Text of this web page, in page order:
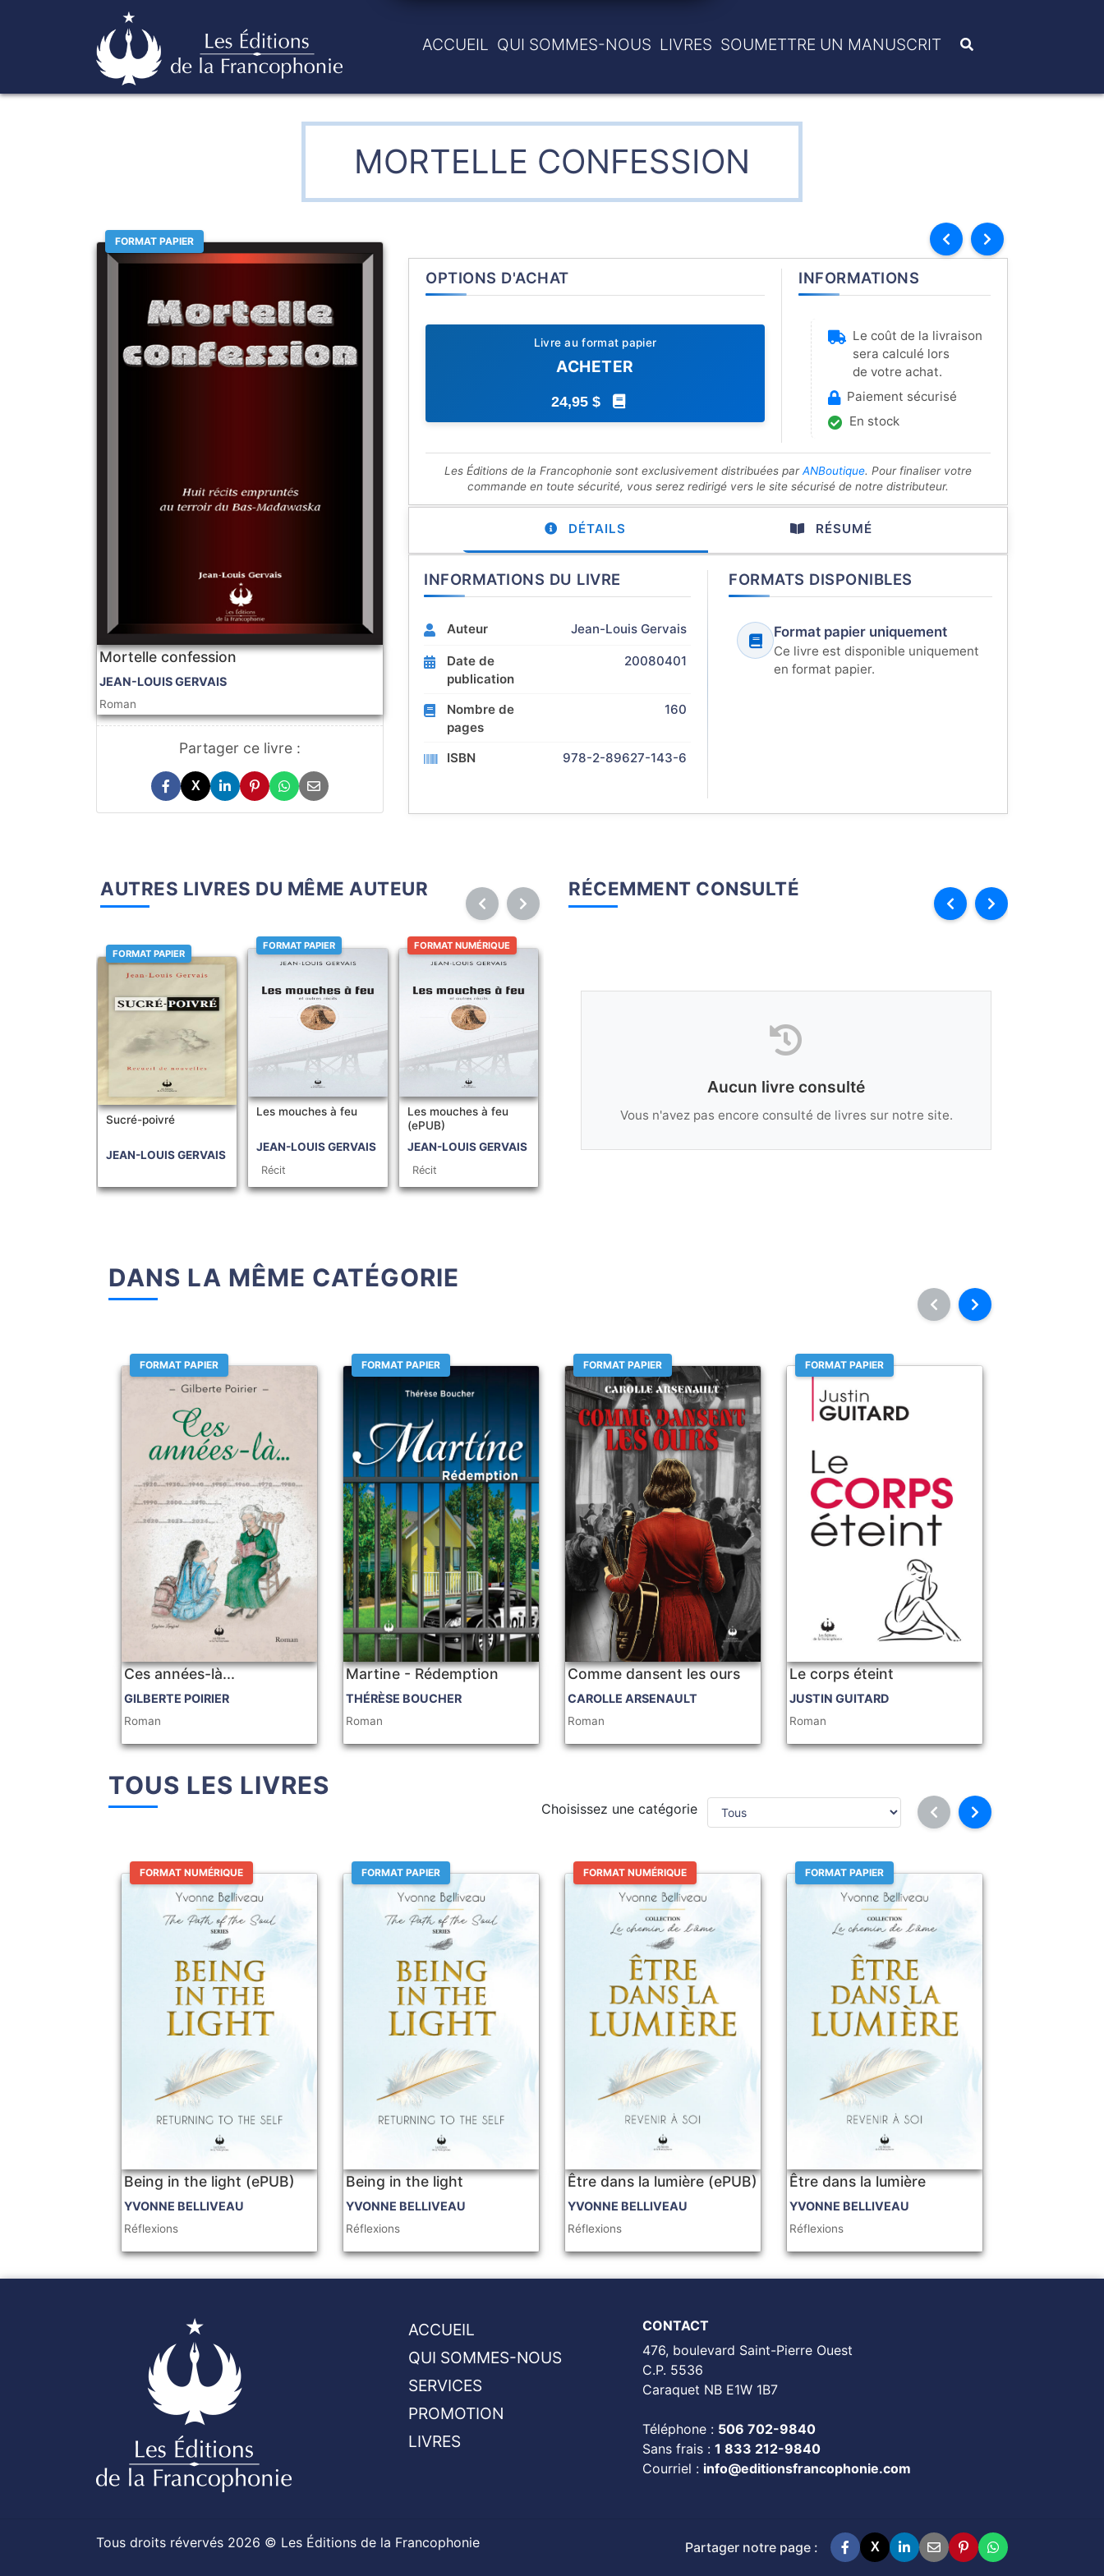
Skip
Éditions de la francophonie
ACCUEIL QUI SOMMES-NOUS LIVRES SOUMETTRE UN MANUSCRIT
MORTELLE CONFESSION
FORMAT PAPIER
Mortelle confession
JEAN-LOUIS GERVAIS
Roman
Partager ce livre :
X
OPTIONS D'ACHAT
Livre au format papier
ACHETER
24,95 $
INFORMATIONS
Le coût de la livraison
sera calculé lors
de votre achat.
Paiement sécurisé
En stock
Les Éditions de la Francophonie sont exclusivement distribuées parANBoutique. Pour finaliser votre
commande en toute sécurité, vous serez redirigé vers le site sécurisé de notre distributeur.
DÉTAILS RÉSUMÉ
INFORMATIONS DU LIVRE
Auteur Jean-Louis Gervais
Date de
publication
20080401
Nombre de
pages
160
ISBN 978-2-89627-143-6
FORMATS DISPONIBLES
Format papier uniquement
Ce livre est disponible uniquement
en format papier.
AUTRES LIVRES DU MÊME AUTEUR
FORMAT PAPIER
Sucré-poivré
JEAN-LOUIS GERVAIS
FORMAT PAPIER
Les mouches à feu
JEAN-LOUIS GERVAIS
Récit
FORMAT NUMÉRIQUE
Les mouches à feu
(ePUB)
JEAN-LOUIS GERVAIS
Récit
RÉCEMMENT CONSULTÉ
Aucun livre consulté
Vous n'avez pas encore consulté de livres sur notre site.
DANS LA MÊME CATÉGORIE
FORMAT PAPIER
Ces années-là...
GILBERTE POIRIER
Roman
FORMAT PAPIER
Martine - Rédemption
THÉRÈSE BOUCHER
Roman
FORMAT PAPIER
Comme dansent les ours
CAROLLE ARSENAULT
Roman
FORMAT PAPIER
Le corps éteint
JUSTIN GUITARD
Roman
TOUS LES LIVRES
Choisissez une catégorie
FORMAT NUMÉRIQUE
Being in the light (ePUB)
YVONNE BELLIVEAU
Réflexions
FORMAT PAPIER
Being in the light
YVONNE BELLIVEAU
Réflexions
FORMAT NUMÉRIQUE
Être dans la lumière (ePUB)
YVONNE BELLIVEAU
Réflexions
FORMAT PAPIER
Être dans la lumière
YVONNE BELLIVEAU
Réflexions
ACCUEIL
QUI SOMMES-NOUS
SERVICES
PROMOTION
LIVRES
CONTACT
476, boulevard Saint-Pierre Ouest
C.P. 5536
Caraquet NB E1W 1B7
Téléphone : 506 702-9840
Sans frais : 1 833 212-9840
Courriel : info@editionsfrancophonie.com
Tous droits révervés 2026 © Les Éditions de la Francophonie Partager notre page : X